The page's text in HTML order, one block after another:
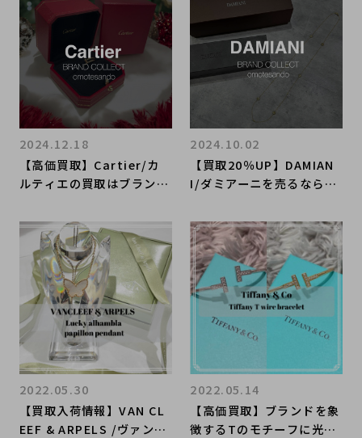
【高価買取】Cartier/カ
ルティエの買取はブランド
任せください！ジュストア
ンクルリングが買取入荷い
たしました！
2024.12.18
【買取20％UP】DAMIAN
I/ダミアーニを売るならブ
店へ！現行品ネックレスの
ご紹介です！
2024.10.02
【買取入荷情報】VAN CL
EEF & ARPELS /ヴァンク
2022.05.30
【高価買取】ブランドを象
徴するTのモチーフに光り
2022.05.14